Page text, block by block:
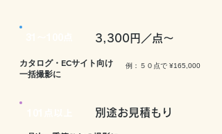
3,300円／点〜
カタログ・ECサイト向け
一括撮影に
例：５０点で ¥165,000​
​別途お見積もり